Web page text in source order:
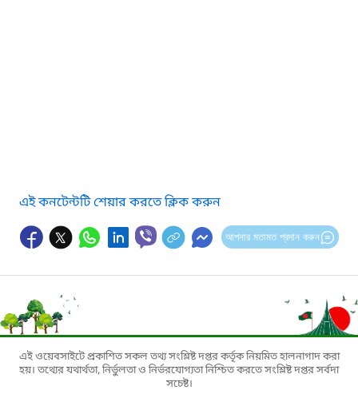
এই কনটেন্টটি শেয়ার করতে ক্লিক করুন
আপনার মতামত প্রদান করুন
এই ওয়েবসাইটে প্রকাশিত সকল তথ্য সংশ্লিষ্ট দপ্তর কর্তৃক নিয়মিত হালনাগাদ করা
হয়। তথ্যের যথার্থতা, নির্ভুলতা ও নির্ভরযোগ্যতা নিশ্চিত করতে সংশ্লিষ্ট দপ্তর সর্বদা
সচেষ্ট।